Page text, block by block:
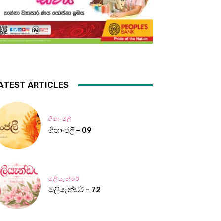
ARTICLES
ගීතාංජලී
ගීතාංජලී – 09
ඔලියැන්ඩර්
ඔලියැන්ඩර් – 72